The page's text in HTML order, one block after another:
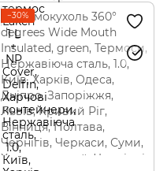
−30%